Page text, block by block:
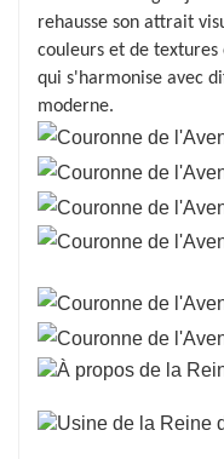
rehausse son attrait
couleurs et de
qui s'harmonise avec
moderne.